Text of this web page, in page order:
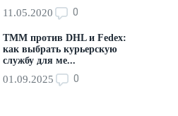
11.05.2020 0
ТММ против DHL и Fedex:
как выбрать курьерскую
службу для ме...
01.09.2025 0